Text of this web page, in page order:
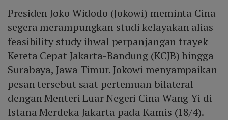
Presiden Joko Widodo (Jokowi) meminta Cina
segera merampungkan studi kelayakan alias
feasibility study ihwal perpanjangan trayek
Kereta Cepat Jakarta-Bandung (KCJB) hingga
Surabaya, Jawa Timur. Jokowi menyampaikan
pesan tersebut saat pertemuan bilateral
dengan Menteri Luar Negeri Cina Wang Yi di
Istana Merdeka Jakarta pada Kamis (18/4).